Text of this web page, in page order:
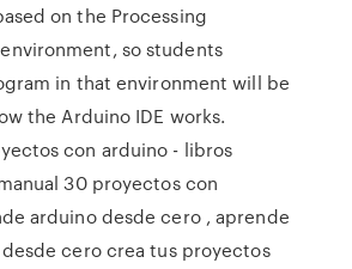
on the Processing
so students
in that environment will be
the Arduino IDE works.
con arduino - libros
30 proyectos con
arduino desde cero , aprende
cero crea tus proyectos